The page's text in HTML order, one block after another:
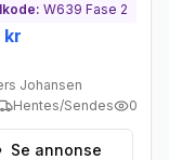
W639 Fase 2
kr
Johansen
Hentes/Sendes 0
Se annonse